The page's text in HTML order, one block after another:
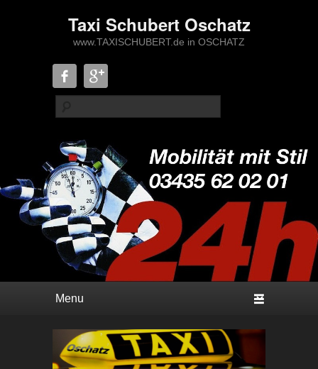
Taxi Schubert Oschatz
www.TAXISCHUBERT.de in OSCHATZ